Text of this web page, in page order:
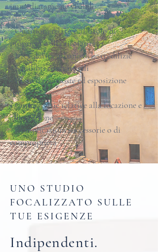
immediatamente visibili:
- Questioni relative al titolo di
proprietà e alla titolarità
- Irregolarità urbanistiche o edilizie
- Squilibri contrattuali
- Passività nascoste ed esposizione
fiscale
- Controversie relative alla locazione e
alla gestione
- Complicazioni successorie o di
comproprietà
UNO STUDIO
FOCALIZZATO SULLE
TUE ESIGENZE
Indipendenti.